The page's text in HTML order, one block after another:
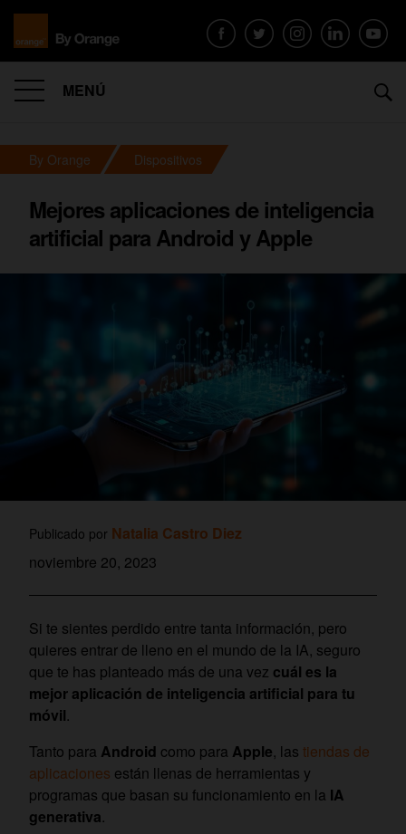
MENÚ
By Orange Dispositivos
Mejores aplicaciones de inteligencia
artificial para Android y Apple
Publicado por Natalia Castro Diez
noviembre 20, 2023
Si te sientes perdido entre tanta información, pero
quieres entrar de lleno en el mundo de la IA, seguro
que te has planteado más de una vez cuál es la
mejor aplicación de inteligencia artificial para tu
móvil.
Tanto para Android como para Apple, las tiendas de
aplicaciones están llenas de herramientas y
programas que basan su funcionamiento en la IA
generativa.